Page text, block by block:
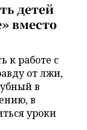
детей
вместо
к работе с
от лжи,
в
в
уроки